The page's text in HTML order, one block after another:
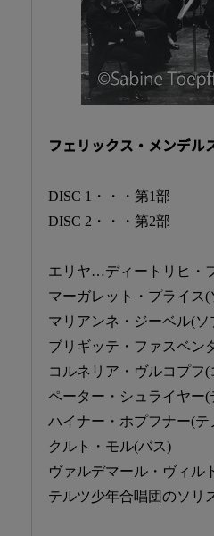
フェリックス・メンデル
DISC 1・・・第1部
DISC 2・・・第2部
エリヤ…ディートリヒ・
マーガレット・プライス(
マリアンネ・ジーベル(ソ
ブリギッテ・ファスベン
コルネリア・ヴルコプフ
ペーター・シュライヤー(
ハイナー・ホプフナー(テ
クルト・モル(バス)
ヴァルデマール・ヴィル
テルツ少年合唱団のソリ